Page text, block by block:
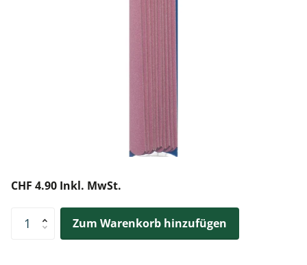
CHF 4.90 Inkl. MwSt.
Zum Warenkorb hinzufügen